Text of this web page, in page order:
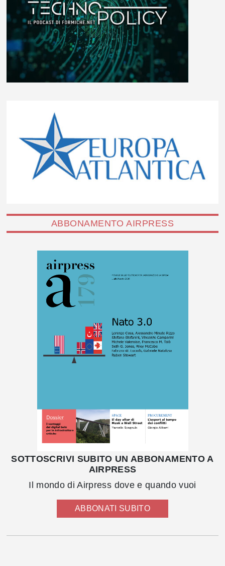
ABBONAMENTO AIRPRESS
SOTTOSCRIVI SUBITO UN ABBONAMENTO A
AIRPRESS
Il mondo di Airpress dove e quando vuoi
ABBONATI SUBITO